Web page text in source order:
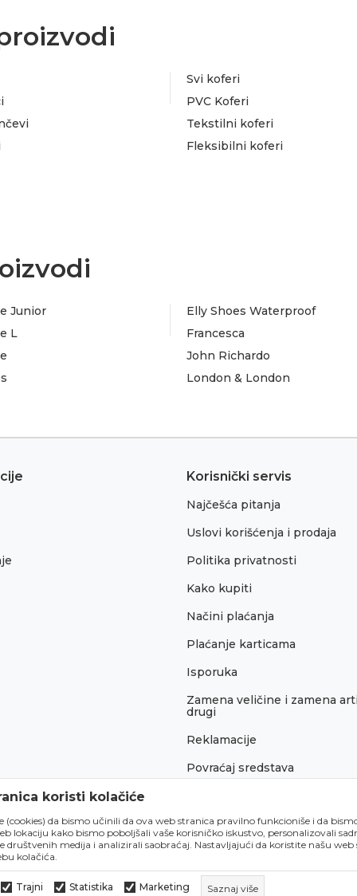
Svi koferi
PVC Koferi
Tekstilni koferi
Fleksibilni koferi
Junior
L
Elly Shoes Waterproof
Francesca
John Richardo
London & London
Korisnički servis
Najčešća pitanja
Uslovi korišćenja i prodaja
Politika privatnosti
Kako kupiti
Načini plaćanja
Plaćanje karticama
Isporuka
Zamena veličine i zamena
drugi
Reklamacije
Povraćaj sredstava
koristi kolačiće
(cookies) da bismo učinili da ova web stranica pravilno funkcioniše i da
lokaciju kako bismo poboljšali vaše korisničko iskustvo, personalizovali
društvenih medija i analizirali saobraćaj. Nastavljajući da koristite našu web
kolačića.
Trajni Statistika Marketing Saznaj više